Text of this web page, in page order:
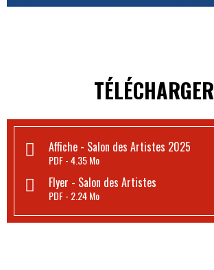
TÉLÉCHARGER
Affiche - Salon des Artistes 2025
PDF 4.35 Mo
Flyer - Salon des Artistes
PDF 2.24 Mo